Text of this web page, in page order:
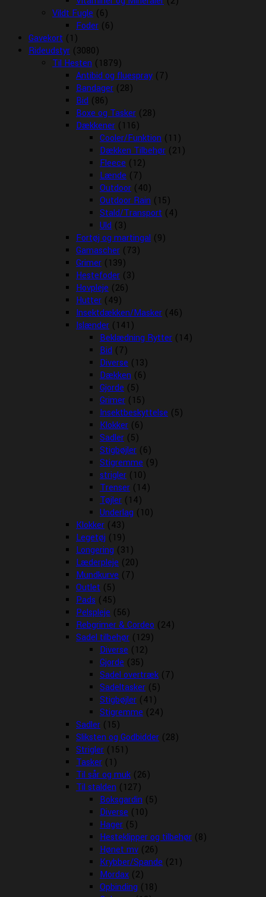
Vildt Fugle (6)
Foder (6)
Gavekort (1)
Rideudstyr (3080)
Til Hesten (1879)
Antibid og fluespray (7)
Bandager (28)
Bid (86)
Boxe og Tasker (28)
Dækkener (116)
Cooler/Funktion (11)
Dækken Tilbehør (21)
Fleece (12)
Lænde (7)
Outdoor (40)
Outdoor Rain (15)
Stald/Transport (4)
Uld (3)
Fortøj og martingal (9)
Gamascher (73)
Grimer (139)
Hestefoder (3)
Hovpleje (26)
Hutter (49)
Insektdækken/Masker (46)
Islænder (141)
Beklædning Rytter (14)
Bid (7)
Diverse (13)
Dækken (6)
Gjorde (5)
Grimer (15)
Insektbeskyttelse (5)
Klokker (6)
Sadler (5)
Stigbøjler (6)
Stigremme (9)
strigler (10)
Trenser (14)
Tøjler (14)
Underlag (10)
Klokker (43)
Legetøj (19)
Longering (31)
Læderpleje (20)
Mundkurve (7)
Outlet (5)
Pads (45)
Pelspleje (56)
Rebgrimer & Cordeo (24)
Sadel tilbehør (129)
Diverse (12)
Gjorde (35)
Sadel overtræk (7)
Sadeltasker (5)
Stigbøjler (41)
Stigremme (24)
Sadler (15)
Sliksten og Godbidder (28)
Strigler (151)
Tasker (1)
Til sår og muk (26)
Til stalden (127)
Boksgardin (5)
Diverse (10)
Hager (5)
Hesteklipper og tilbehør (8)
Hønet mv (26)
Krybber/Spande (21)
Mordax (2)
Opbinding (18)